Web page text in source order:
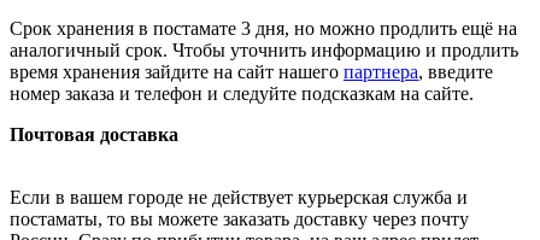
Срок хранения в постамате 3 дня, но можно продлить ещё на
аналогичный срок. Чтобы уточнить информацию и продлить
время хранения зайдите на сайт нашего партнера, введите
номер заказа и телефон и следуйте подсказкам на сайте.
Почтовая доставка
Если в вашем городе не действует курьерская служба и
постаматы, то вы можете заказать доставку через почту